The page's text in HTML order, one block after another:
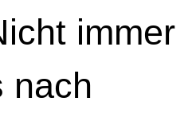
immer
nach